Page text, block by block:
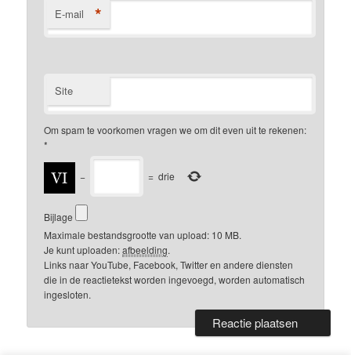
E-mail *
Site
Om spam te voorkomen vragen we om dit even uit te rekenen:
*
− = drie
Bijlage
Maximale bestandsgrootte van upload: 10 MB.
Je kunt uploaden:afbeelding.
Links naar YouTube, Facebook, Twitter en andere diensten
die in de reactietekst worden ingevoegd, worden automatisch
ingesloten.